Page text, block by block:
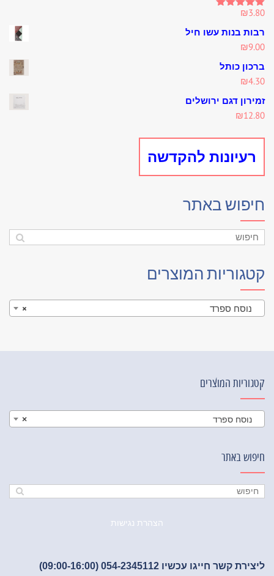
Rated5.00
₪3.80
רבות בנות עשו חיל
₪9.00
ברכון כותל
₪4.30
זמירון דגם ירושלים
₪12.80
רעיונות להקדשה
חיפוש באתר
קטגוריות המוצרים
× נוסח ספרד
קטגוריות המוצרים
× נוסח ספרד
חיפוש באתר
הצהרת נגישות
ליצירת קשר חייגו עכשיו 054-2345112 (09:00-16:00)